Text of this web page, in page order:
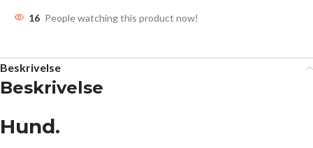
16 People watching this product now!
Beskrivelse
Beskrivelse
Hund.